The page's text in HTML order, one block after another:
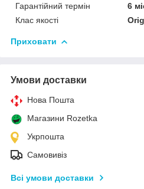
Гарантійний термін
6
Клас якості
Приховати
Умови доставки
Нова Пошта
Магазини Rozetka
Укрпошта
Самовивіз
Всі умови доставки